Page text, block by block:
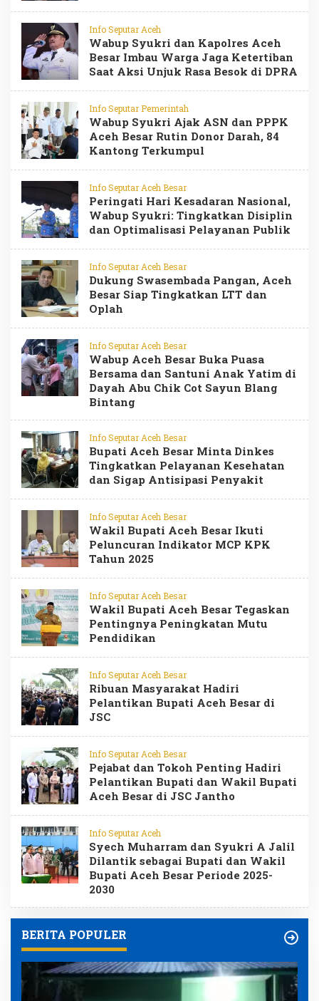
Info Seputar Aceh
Wabup Syukri dan Kapolres Aceh
Besar Imbau Warga Jaga Ketertiban
Saat Aksi Unjuk Rasa Besok di DPRA
Info Seputar Pemerintah
Wabup Syukri Ajak ASN dan PPPK
Aceh Besar Rutin Donor Darah, 84
Kantong Terkumpul
Info Seputar Aceh Besar
Peringati Hari Kesadaran Nasional,
Wabup Syukri: Tingkatkan Disiplin
dan Optimalisasi Pelayanan Publik
Info Seputar Aceh Besar
Dukung Swasembada Pangan, Aceh
Besar Siap Tingkatkan LTT dan
Oplah
Info Seputar Aceh Besar
Wabup Aceh Besar Buka Puasa
Bersama dan Santuni Anak Yatim di
Dayah Abu Chik Cot Sayun Blang
Bintang
Info Seputar Aceh Besar
Bupati Aceh Besar Minta Dinkes
Tingkatkan Pelayanan Kesehatan
dan Sigap Antisipasi Penyakit
Info Seputar Aceh Besar
Wakil Bupati Aceh Besar Ikuti
Peluncuran Indikator MCP KPK
Tahun 2025
Info Seputar Aceh Besar
Wakil Bupati Aceh Besar Tegaskan
Pentingnya Peningkatan Mutu
Pendidikan
Info Seputar Aceh Besar
Ribuan Masyarakat Hadiri
Pelantikan Bupati Aceh Besar di
JSC
Info Seputar Aceh Besar
Pejabat dan Tokoh Penting Hadiri
Pelantikan Bupati dan Wakil Bupati
Aceh Besar di JSC Jantho
Info Seputar Aceh
Syech Muharram dan Syukri A Jalil
Dilantik sebagai Bupati dan Wakil
Bupati Aceh Besar Periode 2025-
2030
BERITA POPULER